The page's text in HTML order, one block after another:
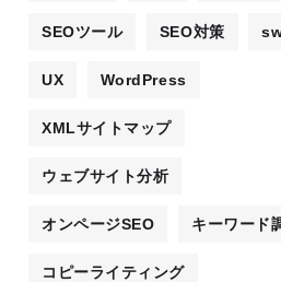
SEOツール SEO対策
UX WordPress
XMLサイトマップ
ウェブサイト分析
オンページSEO キーワード
コピーライティング